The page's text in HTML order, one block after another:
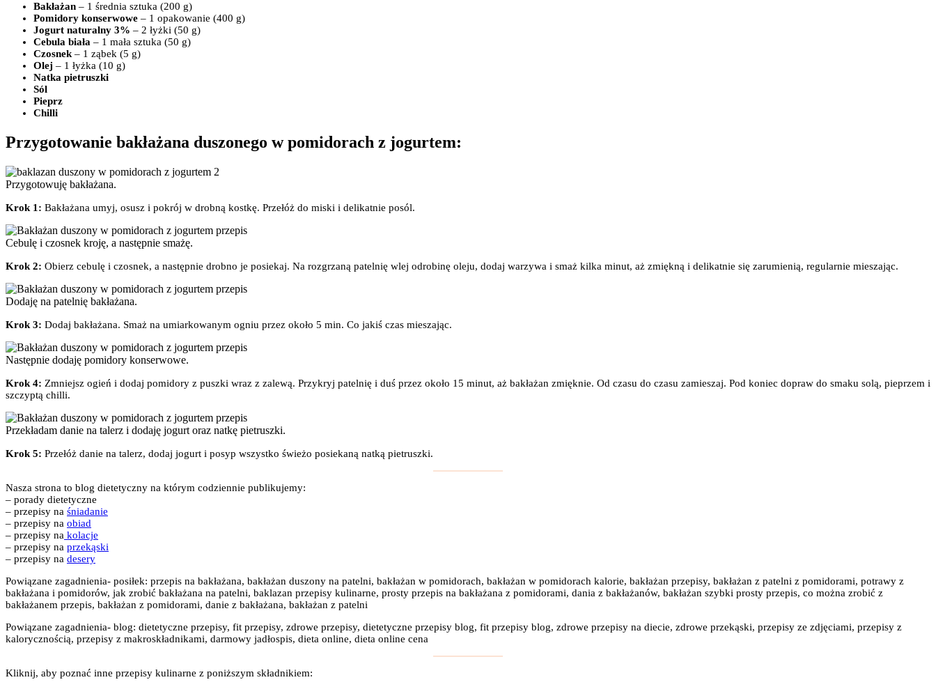
Bakłażan – 1 średnia sztuka (200 g)
Pomidory konserwowe – 1 opakowanie (400 g)
Jogurt naturalny 3% – 2 łyżki (50 g)
Cebula biała – 1 mała sztuka (50 g)
Czosnek– 1 ząbek (5 g)
Olej – 1 łyżka (10 g)
Natka pietruszki
Sól
Pieprz
Chilli
Przygotowanie bakłażana duszonego w pomidorach z jogurtem:
Przygotowuję bakłażana.
Krok 1: Bakłażana umyj, osusz i pokrój w drobną kostkę. Przełóż do miski i delikatnie posól.
Cebulę i czosnek kroję, a następnie smażę.
Krok 2: Obierz cebulę i czosnek, a następnie drobno je posiekaj. Na rozgrzaną patelnię wlej odrobinę oleju, dodaj warzywa i smaż kilka minut, aż zmiękną i delikatnie się zarumienią, regularnie mieszając.
Dodaję na patelnię bakłażana.
Krok 3: Dodaj bakłażana. Smaż na umiarkowanym ogniu przez około 5 min. Co jakiś czas mieszając.
Następnie dodaję pomidory konserwowe.
Krok 4: Zmniejsz ogień i dodaj pomidory z puszki wraz z zalewą. Przykryj patelnię i duś przez około 15 minut, aż bakłażan zmięknie. Od czasu do czasu zamieszaj. Pod koniec dopraw do smaku solą, pieprzem i
szczyptą chilli.
Przekładam danie na talerz i dodaję jogurt oraz natkę pietruszki.
Krok 5: Przełóż danie na talerz, dodaj jogurt i posyp wszystko świeżo posiekaną natką pietruszki.
Nasza strona to blog dietetyczny na którym codziennie publikujemy:
– porady dietetyczne
– przepisy na śniadanie
– przepisy na obiad
– przepisy na kolacje
– przepisy na przekąski
– przepisy na desery
Powiązane zagadnienia- posiłek: przepis na bakłażana, bakłażan duszony na patelni, bakłażan w pomidorach, bakłażan w pomidorach kalorie, bakłażan przepisy, bakłażan z patelni z pomidorami, potrawy z
bakłażana i pomidorów, jak zrobić bakłażana na patelni, baklazan przepisy kulinarne, prosty przepis na bakłażana z pomidorami, dania z bakłażanów, bakłażan szybki prosty przepis, co można zrobić z
bakłażanem przepis, bakłażan z pomidorami, danie z bakłażana, bakłażan z patelni
Powiązane zagadnienia- blog: dietetyczne przepisy, fit przepisy, zdrowe przepisy, dietetyczne przepisy blog, fit przepisy blog, zdrowe przepisy na diecie, zdrowe przekąski, przepisy ze zdjęciami, przepisy z
kalorycznością, przepisy z makroskładnikami, darmowy jadłospis, dieta online, dieta online cena
Kliknij, aby poznać inne przepisy kulinarne z poniższym składnikiem: